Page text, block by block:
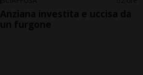
Anziana investita e uccisa da
un furgone